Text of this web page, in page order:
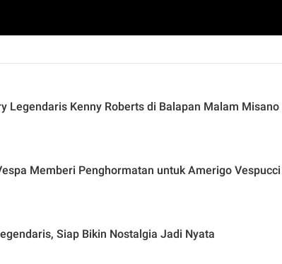
Legendaris Kenny Roberts di Balapan Malam Misano
Memberi Penghormatan untuk Amerigo Vespucci
Siap Bikin Nostalgia Jadi Nyata